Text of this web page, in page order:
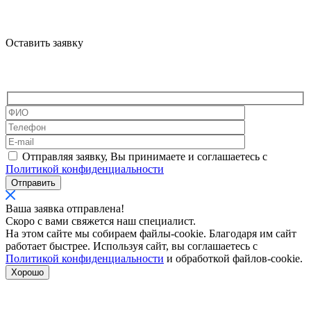
Оставить заявку
Отправляя заявку, Вы принимаете и соглашаетесь с
Политикой конфиденциальности
Отправить
Ваша заявка отправлена!
Скоро с вами свяжется наш специалист.
На этом сайте мы собираем файлы-cookie. Благодаря им сайт
работает быстрее. Используя сайт, вы соглашаетесь с
Политикой конфиденциальности и обработкой файлов-cookie.
Хорошо